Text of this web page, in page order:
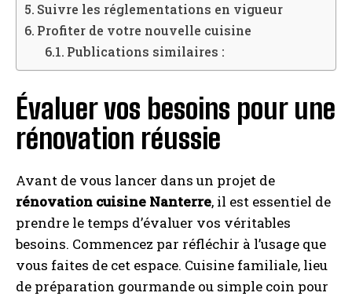
Suivre les réglementations en vigueur
Profiter de votre nouvelle cuisine
Publications similaires :
Évaluer vos besoins pour une
rénovation réussie
Avant de vous lancer dans un projet de
rénovation cuisine Nanterre, il est essentiel de
prendre le temps d’évaluer vos véritables
besoins. Commencez par réfléchir à l’usage que
vous faites de cet espace. Cuisine familiale, lieu
de préparation gourmande ou simple coin pour